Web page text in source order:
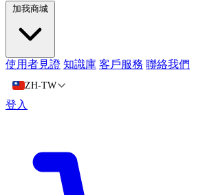
加我商城
使用者見證 知識庫 客戶服務 聯絡我們
ZH-TW
登入